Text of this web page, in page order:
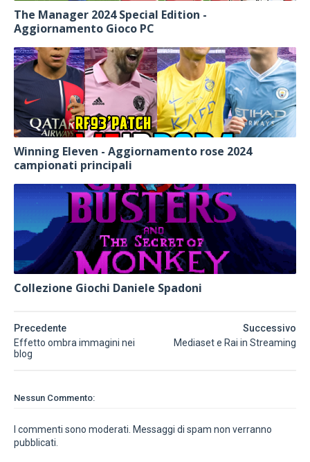
The Manager 2024 Special Edition -
Aggiornamento Gioco PC
Winning Eleven - Aggiornamento rose 2024
campionati principali
Collezione Giochi Daniele Spadoni
Successivo
Mediaset e Rai in Streaming
Precedente
Effetto ombra immagini nei
blog
Nessun Commento:
I commenti sono moderati. Messaggi di spam non verranno
pubblicati.